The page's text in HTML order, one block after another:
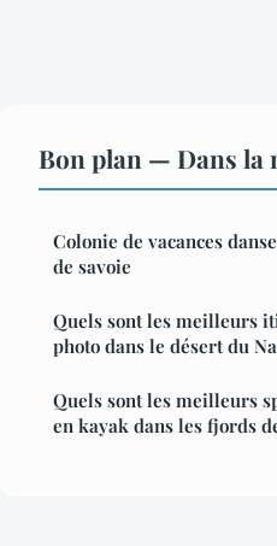
Bon plan — Dans la
Colonie de vacances
de savoie
Quels sont les meilleurs
photo dans le désert du
Quels sont les meilleurs
en kayak dans les fjords